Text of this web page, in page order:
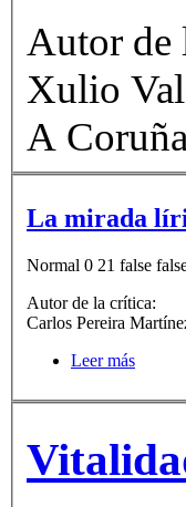
Autor de
Xulio
A
La mirada
Autor de la crítica:
Carlos Pereira
Leer más